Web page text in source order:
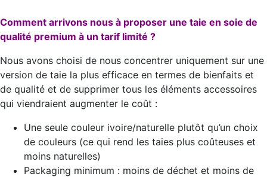
Comment arrivons nous à proposer une taie en soie de
qualité premium à un tarif limité ?
Nous avons choisi de nous concentrer uniquement sur une
version de taie la plus efficace en termes de bienfaits et
de qualité et de supprimer tous les éléments accessoires
qui viendraient augmenter le coût :
Une seule couleur ivoire/naturelle plutôt qu’un choix
de couleurs (ce qui rend les taies plus coûteuses et
moins naturelles)
Packaging minimum : moins de déchet et moins de